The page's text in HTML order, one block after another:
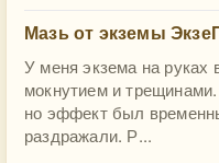
Мазь от экземы
У меня экзема на руках
мокнутием и
но эффект был
раздражали. Р...